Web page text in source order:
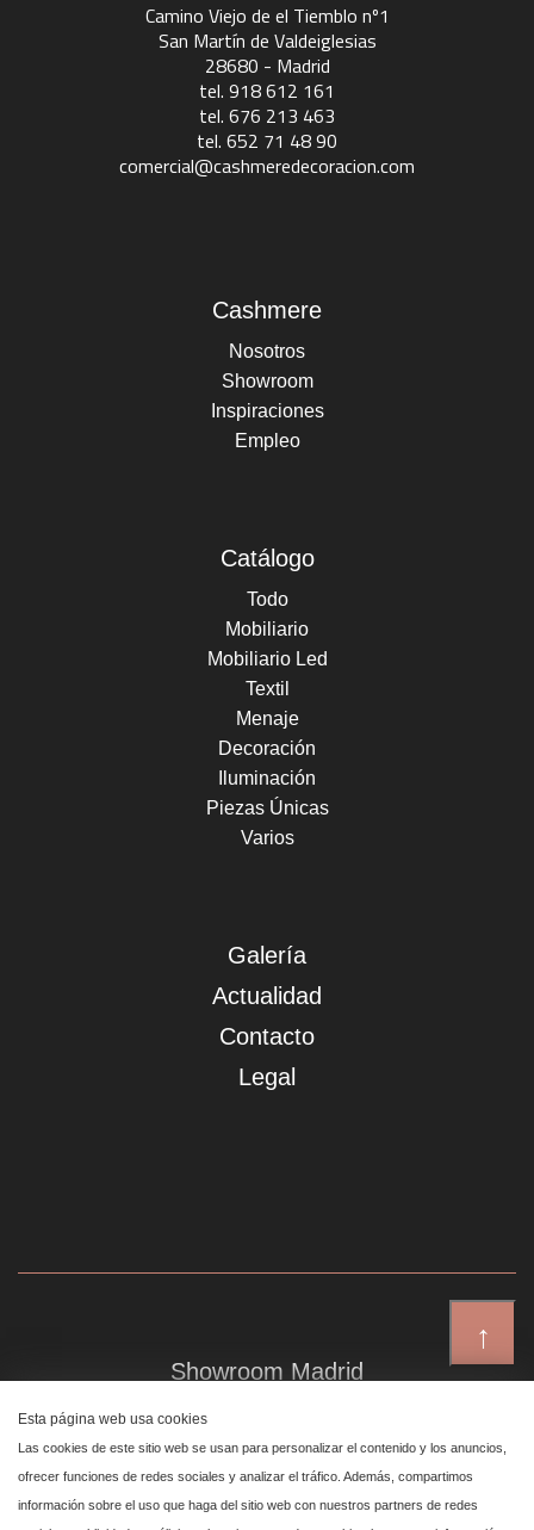
↑
Camino Viejo de el Tiemblo nº1
San Martín de Valdeiglesias
28680 - Madrid
tel. 918 612 161
tel. 676 213 463
tel. 652 71 48 90
comercial@cashmeredecoracion.com
Cashmere
Nosotros
Showroom
Inspiraciones
Empleo
Catálogo
Todo
Mobiliario
Mobiliario Led
Textil
Menaje
Decoración
Iluminación
Piezas Únicas
Varios
Galería
Actualidad
Contacto
Legal
Showroom Madrid
Plaza de Canalejas 6, 4 izq
Centro, 28014 Madrid
Esta página web usa cookies
Las cookies de este sitio web se usan para personalizar el contenido y los anuncios,
ofrecer funciones de redes sociales y analizar el tráfico. Además, compartimos
información sobre el uso que haga del sitio web con nuestros partners de redes